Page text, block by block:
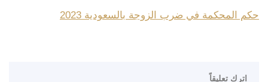
حكم المحكمة في ضرب الزوجة بالسعودية 2023
اترك تعليقاً